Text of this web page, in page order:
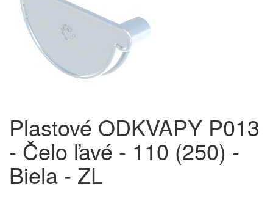
Plastové ODKVAPY P013
- Čelo ľavé - 110 (250) -
Biela - ZL